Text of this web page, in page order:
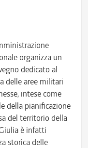
organizza un
dedicato al
delle aree militari
intese come
della pianificazione
del territorio della
è infatti
storica delle